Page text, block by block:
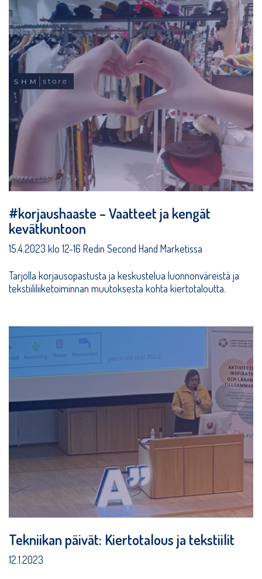
#korjaushaaste – Vaatteet ja kengät
kevätkuntoon
15.4.2023 klo 12-16 Redin Second Hand Marketissa
Tarjolla korjausopastusta ja keskustelua luonnonväreistä ja
tekstiililiiketoiminnan muutoksesta kohta kiertotaloutta.
Tekniikan päivät: Kiertotalous ja tekstiilit
12.1.2023